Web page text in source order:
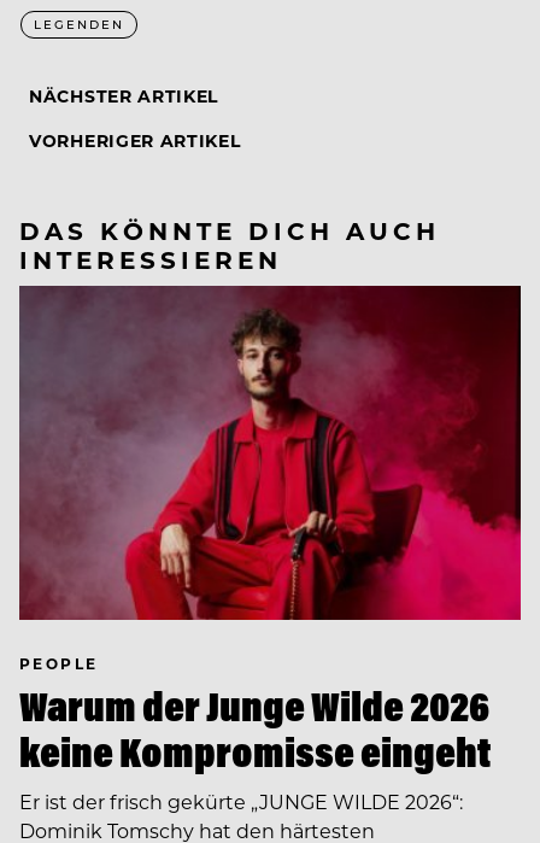
LEGENDEN
NÄCHSTER ARTIKEL
VORHERIGER ARTIKEL
DAS KÖNNTE DICH AUCH
INTERESSIEREN
PEOPLE
Warum der Junge Wilde 2026
keine Kompromisse eingeht
Er ist der frisch gekürte „JUNGE WILDE 2026“:
Dominik Tomschy hat den härtesten